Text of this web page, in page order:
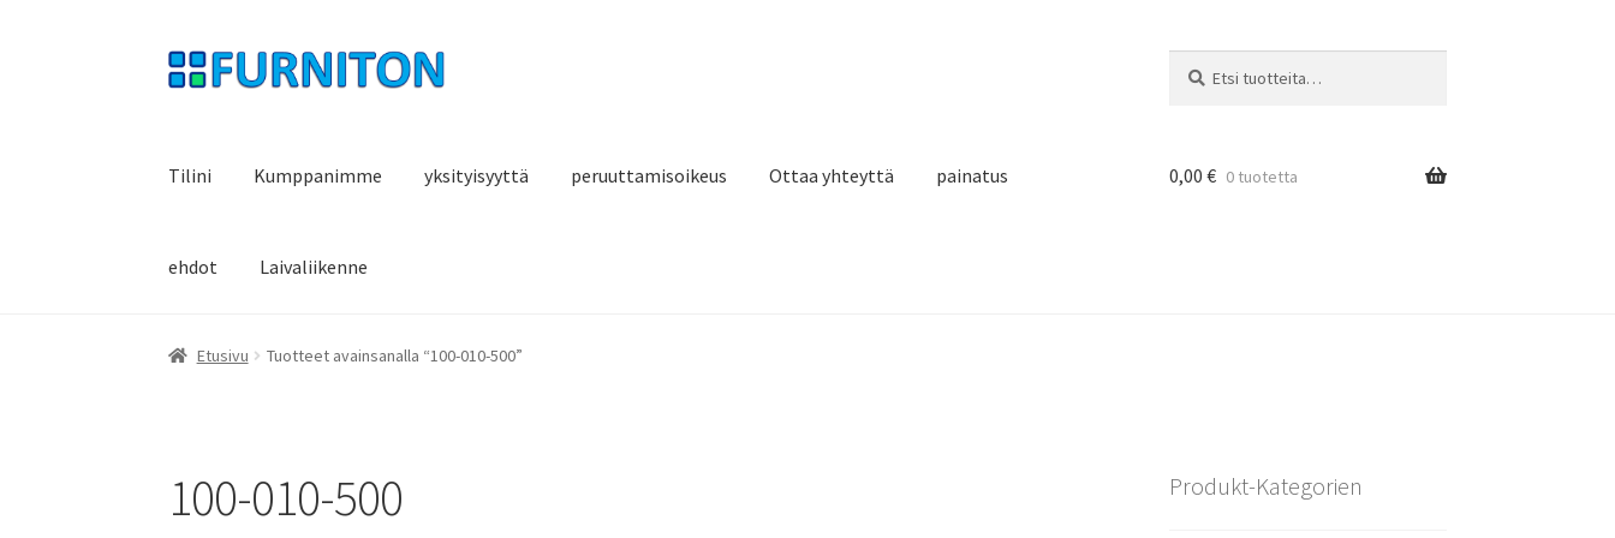
Siirry
navigointiin
Siirry
sisältöön
Tilini Kumppanimme yksityisyyttä peruuttamisoikeus Ottaa yhteyttä painatus
ehdot Laivaliikenne
0,00 € 0 tuotetta
Etusivu Tuotteet avainsanalla “100-010-500”
100-010-500 Produkt-Kategorien